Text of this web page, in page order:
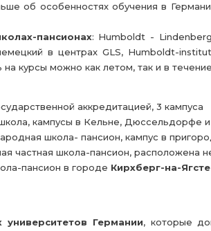
об особенностях обучения в
пансионах: Humboldt -
в центрах GLS, Humboldt-
курсы можно как летом, так и в
аккредитацией, 3 кампуса
кампусы в Кельне, Дюссельдорфе
школа- пансион, кампус в
частная школа-пансион, расположена
пансион в городе Кирхберг-на-Ягсте
университетов Германии, которые